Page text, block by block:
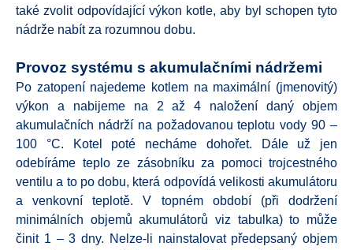
také zvolit odpovídající výkon kotle, aby byl schopen tyto
nádrže nabít za rozumnou dobu.
Provoz systému s akumulačními nádržemi
Po zatopení najedeme kotlem na maximální (jmenovitý)
výkon a nabijeme na 2 až 4 naložení daný objem
akumulačních nádrží na požadovanou teplotu vody 90 –
100 °C. Kotel poté necháme dohořet. Dále už jen
odebíráme teplo ze zásobníku za pomoci trojcestného
ventilu a to po dobu, která odpovídá velikosti akumulátoru
a venkovní teplotě. V topném období (při dodržení
minimálních objemů akumulátorů viz tabulka) to může
činit 1 – 3 dny. Nelze-li nainstalovat předepsaný objem